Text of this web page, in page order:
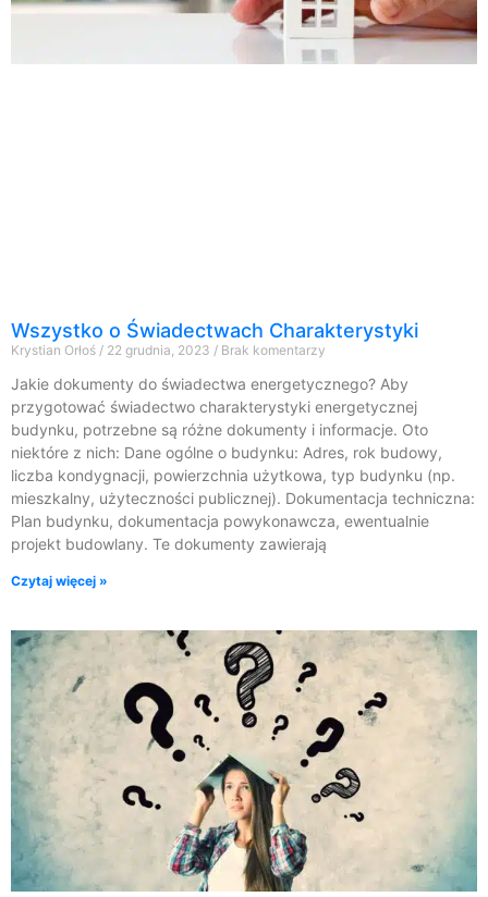
Wszystko o Świadectwach Charakterystyki
Krystian Orłoś 22 grudnia, 2023 Brak komentarzy
Jakie dokumenty do świadectwa energetycznego? Aby
przygotować świadectwo charakterystyki energetycznej
budynku, potrzebne są różne dokumenty i informacje. Oto
niektóre z nich: Dane ogólne o budynku: Adres, rok budowy,
liczba kondygnacji, powierzchnia użytkowa, typ budynku (np.
mieszkalny, użyteczności publicznej). Dokumentacja techniczna:
Plan budynku, dokumentacja powykonawcza, ewentualnie
projekt budowlany. Te dokumenty zawierają
Czytaj więcej »